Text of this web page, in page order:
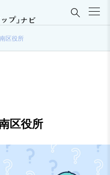

区役所
区役所